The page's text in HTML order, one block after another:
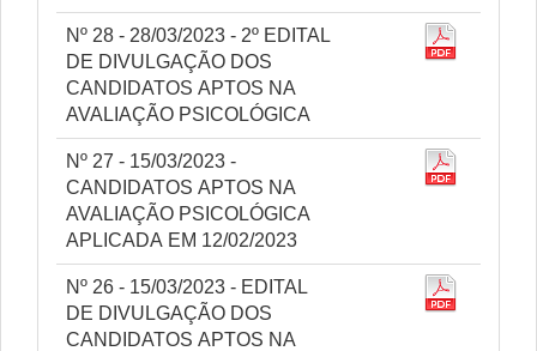
Nº 28 - 28/03/2023 - 2º EDITAL
DE DIVULGAÇÃO DOS
CANDIDATOS APTOS NA
AVALIAÇÃO PSICOLÓGICA
Nº 27 - 15/03/2023 -
CANDIDATOS APTOS NA
AVALIAÇÃO PSICOLÓGICA
APLICADA EM 12/02/2023
Nº 26 - 15/03/2023 - EDITAL
DE DIVULGAÇÃO DOS
CANDIDATOS APTOS NA